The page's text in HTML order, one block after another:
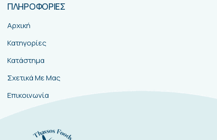
ΠΛΗΡΟΦΟΡΙΕΣ
Αρχική
Κατηγορίες
Κατάστημα
Σχετικά Με Μας
Επικοινωνία